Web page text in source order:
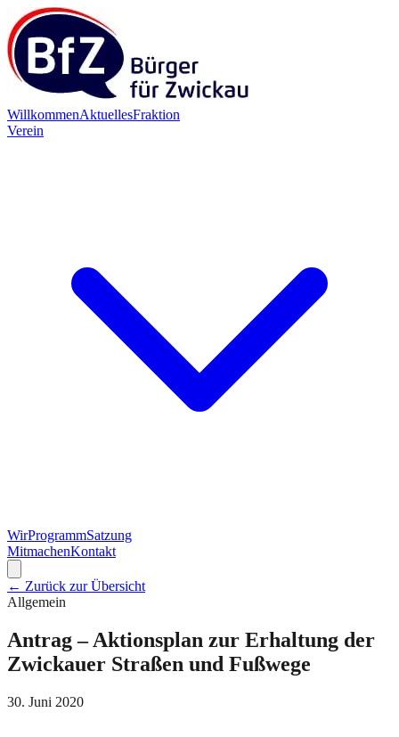
WillkommenAktuellesFraktion
Verein
WirProgrammSatzung
MitmachenKontakt
← Zurück zur Übersicht
Allgemein
Antrag – Aktionsplan zur Erhaltung der
Zwickauer Straßen und Fußwege
30. Juni 2020